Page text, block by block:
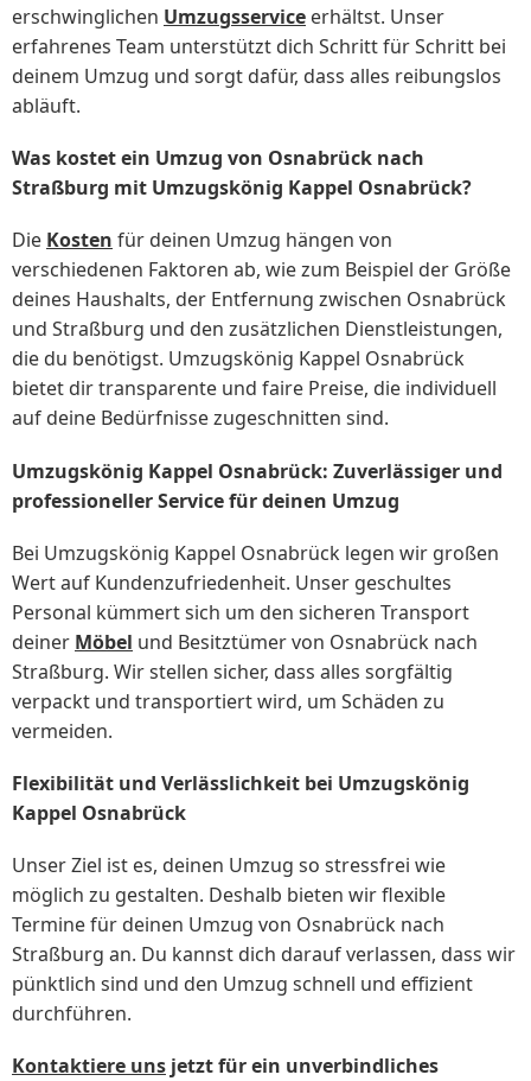
erschwinglichen Umzugsservice erhältst. Unser
erfahrenes Team unterstützt dich Schritt für Schritt bei
deinem Umzug und sorgt dafür, dass alles reibungslos
abläuft.
Was kostet ein Umzug von Osnabrück nach
Straßburg mit Umzugskönig Kappel Osnabrück?
Die Kosten für deinen Umzug hängen von
verschiedenen Faktoren ab, wie zum Beispiel der Größe
deines Haushalts, der Entfernung zwischen Osnabrück
und Straßburg und den zusätzlichen Dienstleistungen,
die du benötigst. Umzugskönig Kappel Osnabrück
bietet dir transparente und faire Preise, die individuell
auf deine Bedürfnisse zugeschnitten sind.
Umzugskönig Kappel Osnabrück: Zuverlässiger und
professioneller Service für deinen Umzug
Bei Umzugskönig Kappel Osnabrück legen wir großen
Wert auf Kundenzufriedenheit. Unser geschultes
Personal kümmert sich um den sicheren Transport
deiner Möbel und Besitztümer von Osnabrück nach
Straßburg. Wir stellen sicher, dass alles sorgfältig
verpackt und transportiert wird, um Schäden zu
vermeiden.
Flexibilität und Verlässlichkeit bei Umzugskönig
Kappel Osnabrück
Unser Ziel ist es, deinen Umzug so stressfrei wie
möglich zu gestalten. Deshalb bieten wir flexible
Termine für deinen Umzug von Osnabrück nach
Straßburg an. Du kannst dich darauf verlassen, dass wir
pünktlich sind und den Umzug schnell und effizient
durchführen.
Kontaktiere uns jetzt für ein unverbindliches